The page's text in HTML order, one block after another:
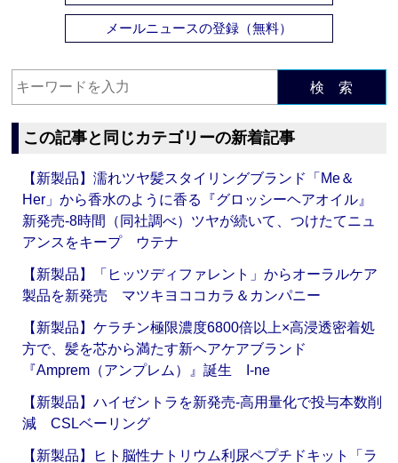
メールニュースの登録（無料）
検 索
この記事と同じカテゴリーの新着記事
【新製品】濡れツヤ髪スタイリングブランド「Me＆
Her」から香水のように香る『グロッシーヘアオイル』
新発売‐8時間（同社調べ）ツヤが続いて、つけたてニュ
アンスをキープ ウテナ
【新製品】「ヒッツディファレント」からオーラルケア
製品を新発売 マツキヨココカラ＆カンパニー
【新製品】ケラチン極限濃度6800倍以上×高浸透密着処
方で、髪を芯から満たす新ヘアケアブランド
『Amprem（アンプレム）』誕生 I-ne
【新製品】ハイゼントラを新発売‐高用量化で投与本数削
減 CSLベーリング
【新製品】ヒト脳性ナトリウム利尿ペプチドキット「ラ